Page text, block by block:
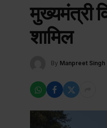
मुख्यमंत्री
शामिल
By Manpreet Singh